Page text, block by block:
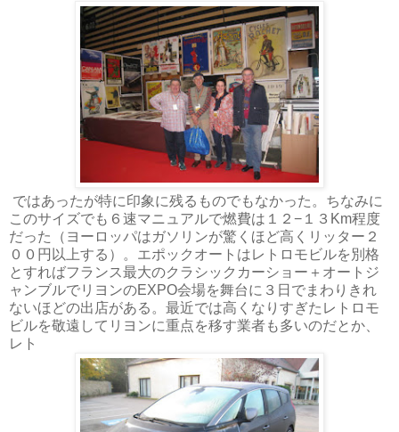
ではあったが特に印象に残るものでもなかった。ちなみに
このサイズでも６速マニュアルで燃費は１２−１３Km程度
だった（ヨーロッパはガソリンが驚くほど高くリッター２
００円以上する）。エポックオートはレトロモビルを別格
とすればフランス最大のクラシックカーショー＋オートジ
ャンブルでリヨンのEXPO会場を舞台に３日でまわりきれ
ないほどの出店がある。最近では高くなりすぎたレトロモ
ビルを敬遠してリヨンに重点を移す業者も多いのだとか、
レト